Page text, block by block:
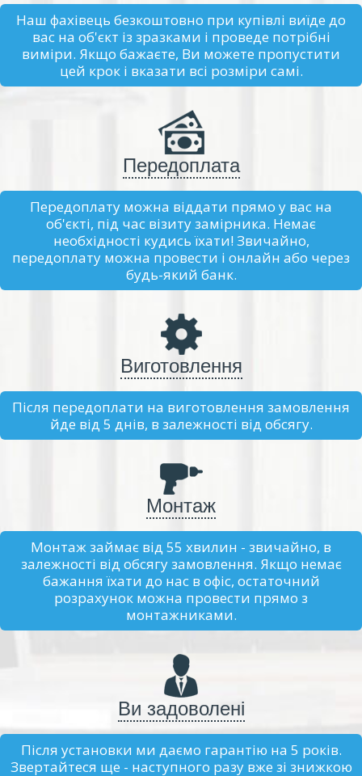
Наш фахівець безкоштовно при купівлі виїде до
вас на об'єкт із зразками і проведе потрібні
виміри. Якщо бажаєте, Ви можете пропустити
цей крок і вказати всі розміри самі.
Передоплата
Передоплату можна віддати прямо у вас на
об'єкті, під час візиту замірника. Немає
необхідності кудись їхати! Звичайно,
передоплату можна провести і онлайн або через
будь-який банк.
Виготовлення
Після передоплати на виготовлення замовлення
йде від 5 днів, в залежності від обсягу.
Монтаж
Монтаж займає від 55 хвилин - звичайно, в
залежності від обсягу замовлення. Якщо немає
бажання їхати до нас в офіс, остаточний
розрахунок можна провести прямо з
монтажниками.
Ви задоволені
Після установки ми даємо гарантію на 5 років.
Звертайтеся ще - наступного разу вже зі знижкою